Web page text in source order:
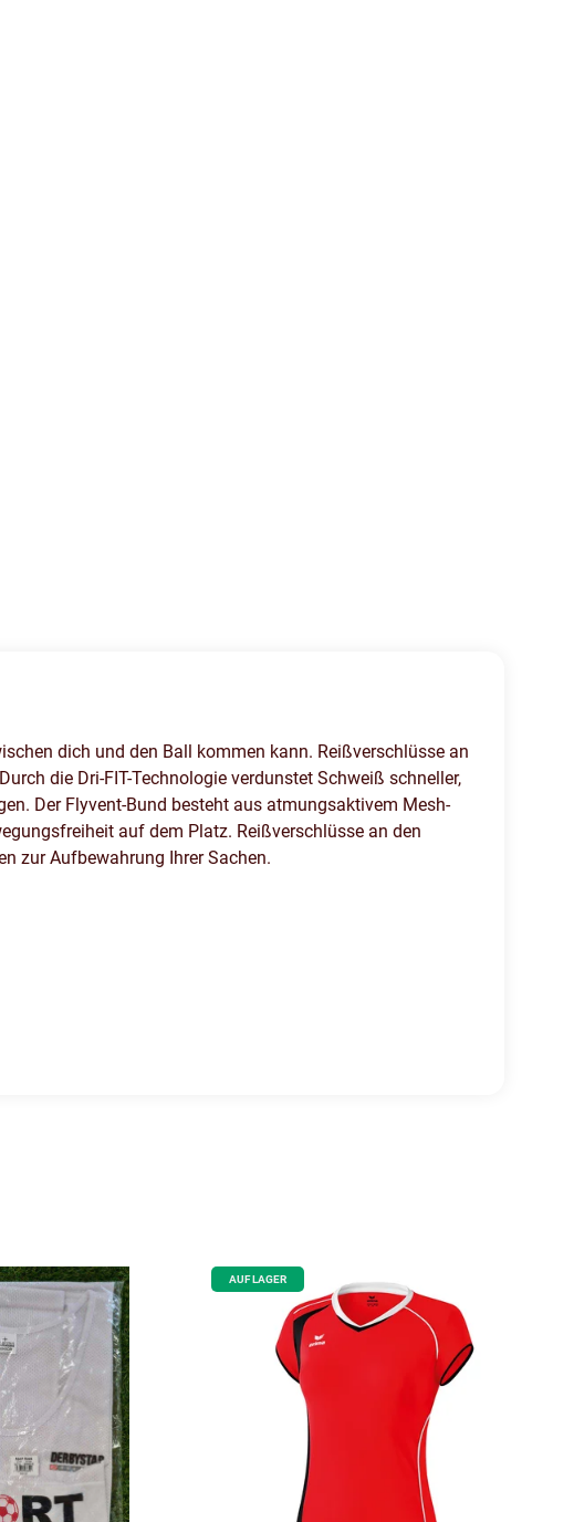
dich und den Ball kommen kann. Reißverschlüsse an
die Dri-FIT-Technologie verdunstet Schweiß schneller,
Der Flyvent-Bund besteht aus atmungsaktivem Mesh-
auf dem Platz. Reißverschlüsse an den
zur Aufbewahrung Ihrer Sachen.
AUF LAGER